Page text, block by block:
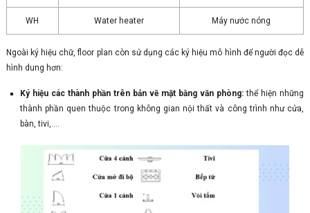
WH Water heater Máy nước nóng
Ngoài ký hiệu chữ, floor plan còn sử dụng các ký hiệu mô hình để người đọc dễ
hình dung hơn:
Ký hiệu các thành phần trên bản vẽ mặt bằng văn phòng: thể hiện những
thành phần quen thuộc trong không gian nội thất và công trình như cửa,
bàn, tivi,....